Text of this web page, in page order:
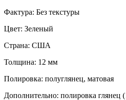
Фактура: Без текстуры
Цвет: Зеленый
Страна: США
Толщина: 12 мм
Полировка: полуглянец, матовая
Дополнительно: полировка глянец